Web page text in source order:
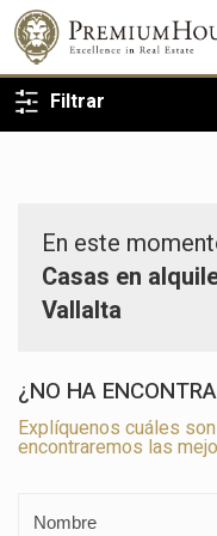
Filtrar
En este
Casas en
Vallalta
¿NO HA
Explíquenos cuáles
encontraremos las